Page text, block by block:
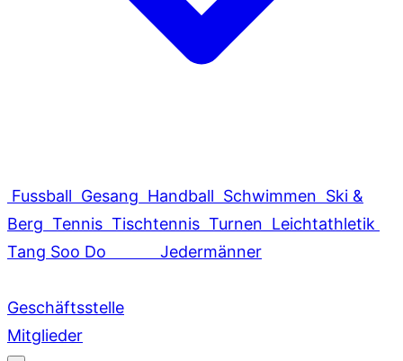
Fussball Gesang Handball Schwimmen Ski &
Berg Tennis Tischtennis Turnen Leichtathletik
Tang Soo Do
Jedermänner
Geschäftsstelle
Mitglieder